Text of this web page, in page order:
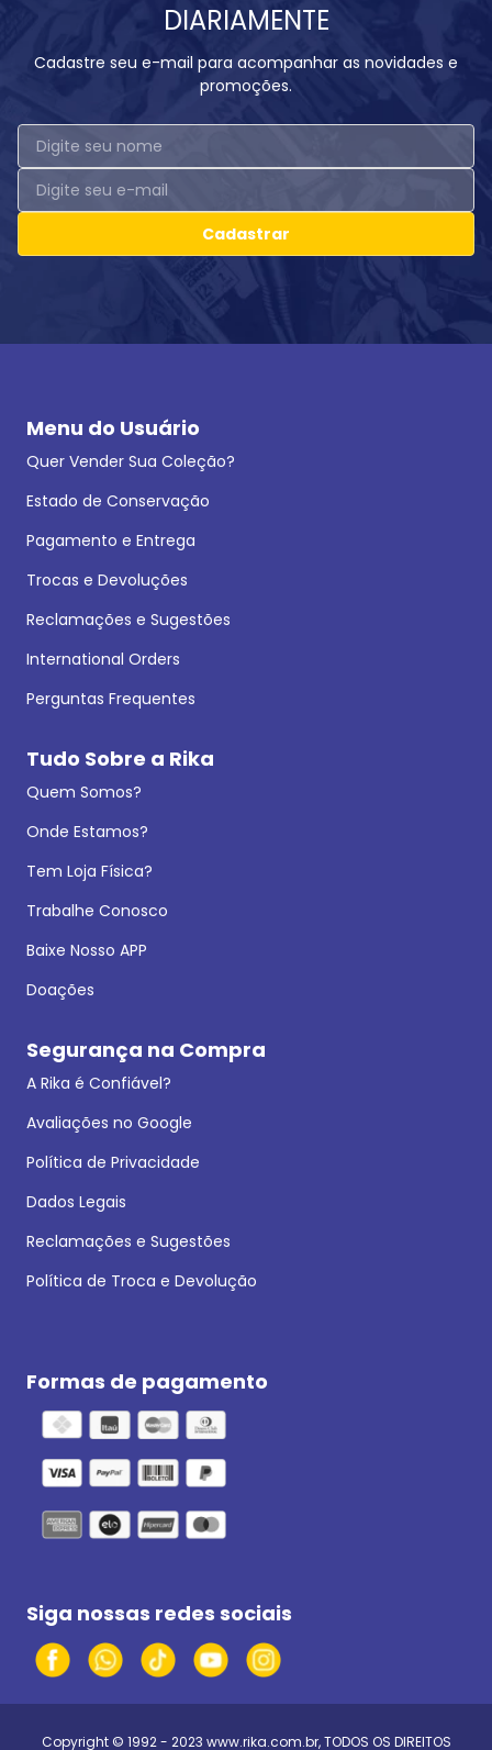
DIARIAMENTE
Cadastre seu e-mail para acompanhar as novidades e
promoções.
Cadastrar
Menu do Usuário
Quer Vender Sua Coleção?
Estado de Conservação
Pagamento e Entrega
Trocas e Devoluções
Reclamações e Sugestões
International Orders
Perguntas Frequentes
Tudo Sobre a Rika
Quem Somos?
Onde Estamos?
Tem Loja Física?
Trabalhe Conosco
Baixe Nosso APP
Doações
Segurança na Compra
A Rika é Confiável?
Avaliações no Google
Política de Privacidade
Dados Legais
Reclamações e Sugestões
Política de Troca e Devolução
Formas de pagamento
Siga nossas redes sociais
Copyright © 1992 - 2023 www.rika.com.br, TODOS OS DIREITOS